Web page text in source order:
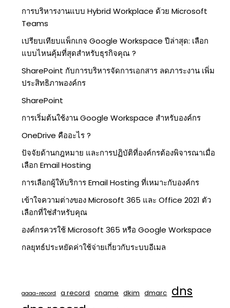
การบริหารงานแบบ Hybrid Workplace ด้วย Microsoft
Teams
เปรียบเทียบแพ็กเกจ Google Workspace ปีล่าสุด: เลือก
แบบไหนคุ้มที่สุดสำหรับธุรกิจคุณ ?
SharePoint กับการบริหารจัดการเอกสาร ลดภาระงาน เพิ่ม
ประสิทธิภาพองค์กร
SharePoint
การเริ่มต้นใช้งาน Google Workspace สำหรับองค์กร
OneDrive คืออะไร ?
ปัจจัยด้านกฎหมาย และการปฏิบัติที่องค์กรต้องพิจารณาเมื่อ
เลือก Email Hosting
การเลือกผู้ให้บริการ Email Hosting ที่เหมาะกับองค์กร
เข้าใจความต่างของ Microsoft 365 และ Office 2021 ตัว
เลือกที่ใช่สำหรับคุณ
องค์กรควรใช้ Microsoft 365 หรือ Google Workspace
กลยุทธ์ประหยัดค่าใช้จ่ายเกี่ยวกับระบบอีเมล
aaaa-record a record cname dkim dmarc dns